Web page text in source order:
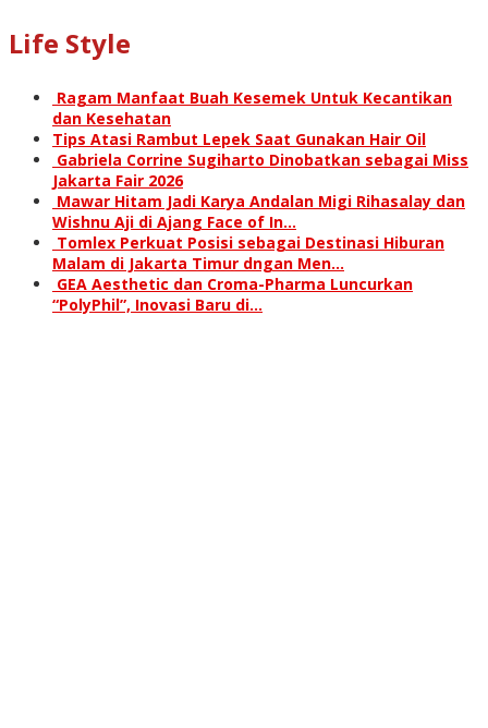
Life Style
Ragam Manfaat Buah Kesemek Untuk Kecantikan
dan Kesehatan
Tips Atasi Rambut Lepek Saat Gunakan Hair Oil
Gabriela Corrine Sugiharto Dinobatkan sebagai Miss
Jakarta Fair 2026
Mawar Hitam Jadi Karya Andalan Migi Rihasalay dan
Wishnu Aji di Ajang Face of In…
Tomlex Perkuat Posisi sebagai Destinasi Hiburan
Malam di Jakarta Timur dngan Men…
GEA Aesthetic dan Croma-Pharma Luncurkan
“PolyPhil”, Inovasi Baru di…